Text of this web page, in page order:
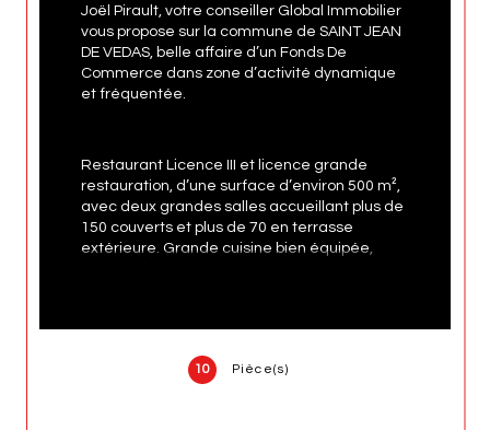
10 Pièce(s)
Joël Pirault, votre conseiller Global Immobilier
vous propose sur la commune de SAINT JEAN
DE VEDAS, belle affaire d’un Fonds De
Commerce dans zone d’activité dynamique
et fréquentée.
Restaurant Licence III et licence grande
restauration, d’une surface d’environ 500 m²,
avec deux grandes salles accueillant plus de
150 couverts et plus de 70 en terrasse
extérieure. Grande cuisine bien équipée,
parkings.
Cet établissement bien tenu, bénéficie d’un